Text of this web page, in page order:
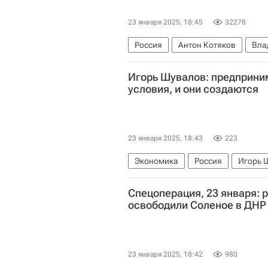
23 января 2025, 18:45 32278
Россия Антон Котяков
Федеральная служба
Игорь Шувалов:
условия, и они создаются
23 января 2025, 18:43 223
Экономика Россия
Игорь
Агентство стратегических
Спецоперация, 23 января:
освободили Соленое в ДНР
23 января 2025, 18:42 980